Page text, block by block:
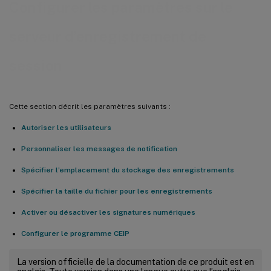
Cette section décrit les paramètres suivants :
Autoriser les utilisateurs
Personnaliser les messages de notification
Spécifier l’emplacement du stockage des enregistrements
Spécifier la taille du fichier pour les enregistrements
Activer ou désactiver les signatures numériques
Configurer le programme CEIP
La version officielle de la documentation de ce produit est en